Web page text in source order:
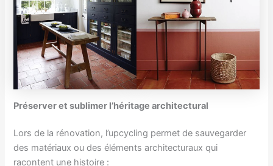
Préserver et sublimer l’héritage architectural
Lors de la rénovation, l’upcycling permet de sauvegarder
des matériaux ou des éléments architecturaux qui
racontent une histoire :